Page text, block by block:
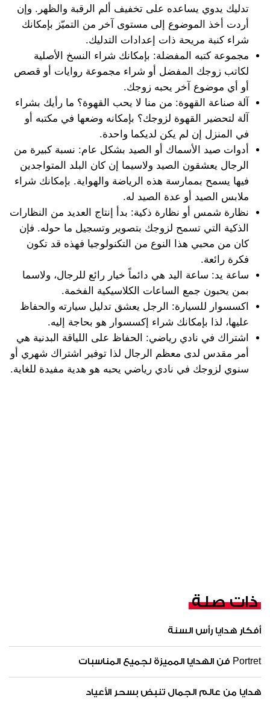
تدليك يدوي يساعده على تخفيف ألم الرقبة والظهر. وإن
أردت أخذ الموضوع إلى مستوى آخر من التميّز بإمكانك
شراء كنبة مريحة ذات إعدادات التدليك.
مجموعة كتبه المفضلة: بإمكانك شراء النسخ الأصلية
لكاتب زوجك المفضل أو شراء مجموعة روايات أو قصص
أو أي موضوع آخر يحبه زوجك.
آلة صناعة القهوة: من منا لا يحب القهوة؟ ما رأيك بشراء
آلة لتحضير القهوة لزوجك؟ بإمكانه وضعها في مكتبه أو
في المنزل إن لم يكن لديكما واحدة.
أدوات صيد الأسماك أو الصيد بشكل عام: نسبة كبيرة من
الرجال يعشقون الصيد ولاسيما إن كان البلد المتواجدين
فيها يسمح بممارسة هذه الرياضة والهواية. بإمكانك شراء
ملابس الصيد أو عدة الصيد له.
نظارة شمس أو نظارة ذكية: بدأ إنتاج العديد من النظارات
الذكية التي تسمح لزوجك بتصوير وتسجيل ما حوله. فإن
كان من محبي هذا النوع من التكنولوجيا فهذه قد تكون
فكرة رائعة.
ساعة يد: ساعة اليد هي دائماً خيار رائع للرجال، ولاسما
بمن يحبون جمع الساعات الكلاسيكية الفخمة.
اكسسوار للسيارة: الرجل يعشق تدليل سيارته والحفاظ
عليها، لذا بإمكانك شراء إكسسوار هو بحاجة إليه.
اشتراك في نادي رياضي: الحفاظ على اللياقة البدنية هي
أمر مقدس لدى معظم الرجال لذا توفير اشتراك شهري أو
سنوي لزوجك في نادي رياضي يحبه هو هدية مفيدة للغاية.
ذات صلة
أفكار هدايا رأس السنة
Portret فن الهدايا المميزة لجميع المناسبات
هدايا من عالم الجمال تنبض بسحر الأعياد